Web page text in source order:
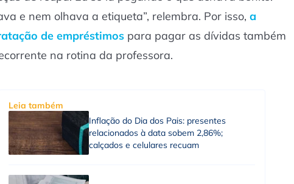
e nem olhava a etiqueta”, relembra. Por isso, a
de empréstimos para pagar as dívidas também
na rotina da professora.
Leia também
Inflação do Dia dos Pais: presentes
relacionados à data sobem 2,86%;
calçados e celulares recuam